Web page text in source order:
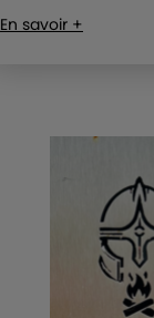
En savoir +